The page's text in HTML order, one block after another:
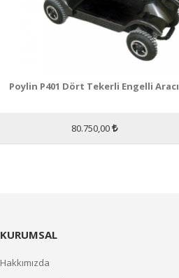
Poylin P401 Dört Tekerli Engelli Aracı
80.750,00
KURUMSAL
Hakkımızda